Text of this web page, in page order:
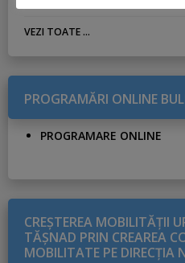
VEZI TOATE ...
PROGRAMĂRI ONLINE
PROGRAMARE ONLINE
CREŞTEREA MOBILITĂŢII
TĂŞNAD PRIN CREAREA
MOBILITATE PE DIRECŢIA